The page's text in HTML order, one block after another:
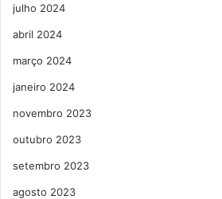
julho 2024
abril 2024
março 2024
janeiro 2024
novembro 2023
outubro 2023
setembro 2023
agosto 2023